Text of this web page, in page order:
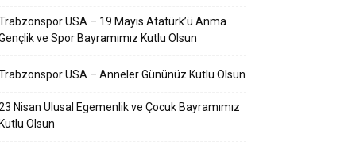
USA – 19 Mayıs Atatürk’ü Anma
ve Spor Bayramımız Kutlu Olsun
USA – Anneler Gününüz Kutlu Olsun
Nisan Ulusal Egemenlik ve Çocuk Bayramımız
Kutlu Olsun